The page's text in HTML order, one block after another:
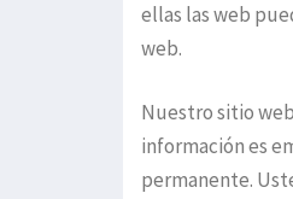
ellas las web
web.
Nuestro sitio
información es
permanente.